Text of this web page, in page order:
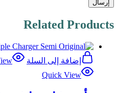
Related Products
إضافة إلى السلة
Quick View